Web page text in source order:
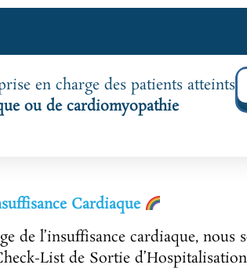
en charge des patients atteints
ou de cardiomyopathie
Cardiaque
l’insuffisance cardiaque, nous
List de Sortie